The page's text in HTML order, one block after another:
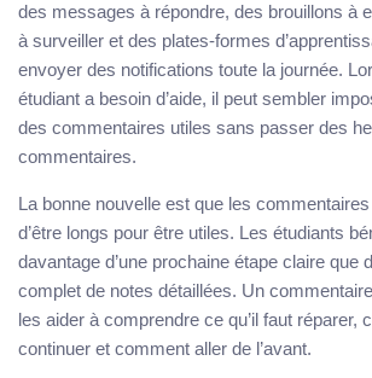
des messages à répondre, des brouillons à
à surveiller et des plates-formes
envoyer des notifications toute la journée.
étudiant a besoin d’aide, il peut sembler
des commentaires utiles sans passer des
commentaires.
La bonne nouvelle est que les commentaires
d’être longs pour être utiles. Les étudiants
davantage d’une prochaine étape claire que
complet de notes détaillées. Un
les aider à comprendre ce qu’il faut réparer,
continuer et comment aller de l’avant.